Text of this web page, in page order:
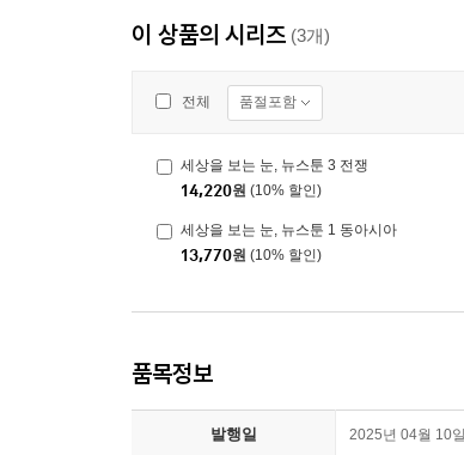
이 상품의 시리즈 (3개)
전체 품절포함
세상을 보는 눈, 뉴스툰 3 전쟁
14,220원 (10% 할인)
세상을 보는 눈, 뉴스툰 1 동아시아
13,770원 (10% 할인)
품목정보
발행일 2025년 04월 10일